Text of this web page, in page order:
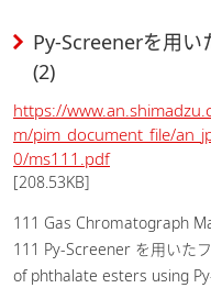
Py-Screenerを用
(2)
https://
m/pim_document_file/
0/ms111.pdf
[208.53KB]
111 Gas Chromatograph Mass
111 Py-Screener を用いた
of phthalate esters using